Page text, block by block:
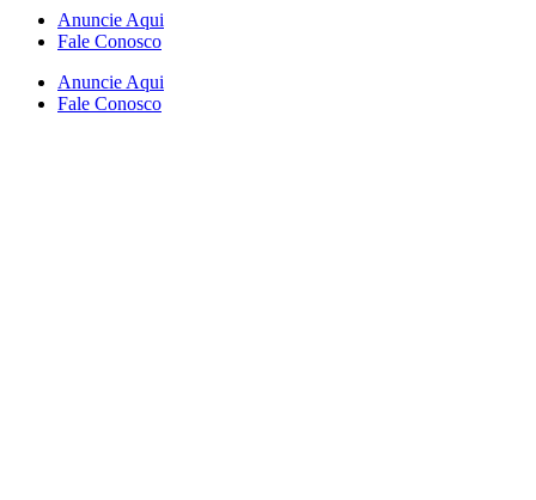
Anuncie Aqui
Fale Conosco
Anuncie Aqui
Fale Conosco